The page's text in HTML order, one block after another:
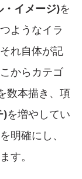
イメージ)を
ようなイラ
れ自体が記
からカテゴ
数本描き、項
)を増やしてい
明確にし、
す。